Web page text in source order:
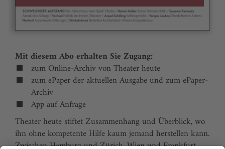
Mit diesem Abo erhalten Sie Zugang:
zum Online-Archiv von Theater heute
zum ePaper der aktuellen Ausgabe und zum ePaper-
Archiv
App auf Anfrage
Theater heute stiftet Zusammenhang und Überblick, wo
ihn ohne kompetente Hilfe kaum jemand herstellen kann.
Zwischen Hamburg und Zürich, Wien und Frankfurt,